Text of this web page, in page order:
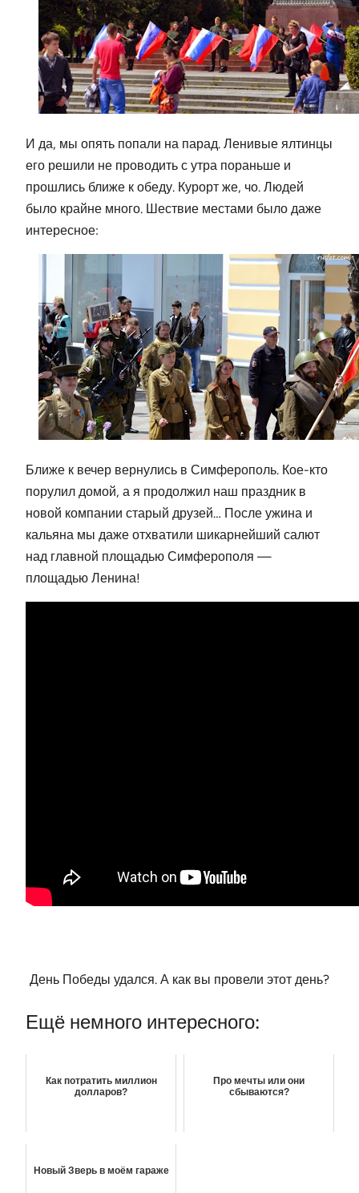
И да, мы опять попали на парад. Ленивые ялтинцы
его решили не проводить с утра пораньше и
прошлись ближе к обеду. Курорт же, чо. Людей
было крайне много. Шествие местами было даже
интересное:
Ближе к вечер вернулись в Симферополь. Кое-кто
порулил домой, а я продолжил наш праздник в
новой компании старый друзей… После ужина и
кальяна мы даже отхватили шикарнейший салют
над главной площадью Симферополя —
площадью Ленина!
День Победы удался. А как вы провели этот день?
Ещё немного интересного:
Как потратить миллион
долларов?
Про мечты или они
сбываются?
Новый Зверь в моём гараже